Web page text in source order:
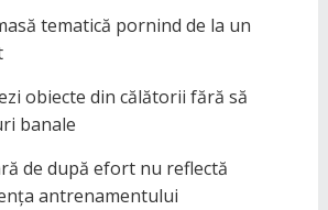
tematică pornind de la un
obiecte din călătorii fără să
banale
de după efort nu reflectă
antrenamentului